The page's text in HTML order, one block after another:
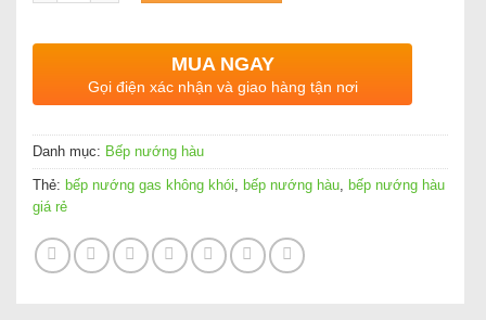
MUA NGAY
Gọi điện xác nhận và giao hàng tận nơi
Danh mục: Bếp nướng hàu
Thẻ: bếp nướng gas không khói bếp nướng hàu
bếp nướng hàu
giá rẻ